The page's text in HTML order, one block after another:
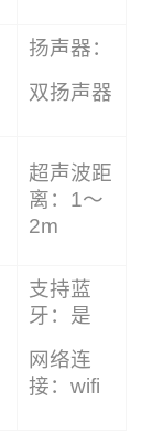
扬声器：
双扬声器
超声波距
离：1～
2m
支持蓝
牙：是
网络连
接：wifi